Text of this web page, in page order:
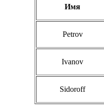
Имя
Petrov
Ivanov
Sidoroff